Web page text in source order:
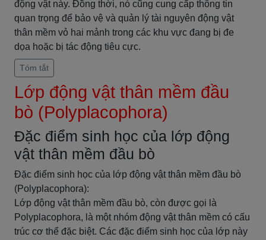
động vật này. Đồng thời, nó cũng cung cấp thông tin
quan trọng để bảo vệ và quản lý tài nguyên động vật
thân mềm vỏ hai mảnh trong các khu vực đang bị đe
dọa hoặc bị tác động tiêu cực.
Tóm tắt
Lớp động vật thân mềm đầu
bò (Polyplacophora)
Đặc điểm sinh học của lớp động
vật thân mềm đầu bò
Đặc điểm sinh học của lớp động vật thân mềm đầu bò
(Polyplacophora):
Lớp động vật thân mềm đầu bò, còn được gọi là
Polyplacophora, là một nhóm động vật thân mềm có cấu
trúc cơ thể đặc biệt. Các đặc điểm sinh học của lớp này